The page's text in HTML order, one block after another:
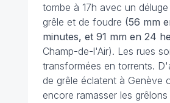
tombe à 17h avec un
grêle et de foudre (56 mm
minutes, et 91 mm en 24
Champ-de-l'Air). Les rues
transformées en torrents.
de grêle éclatent à Genève
encore ramasser les